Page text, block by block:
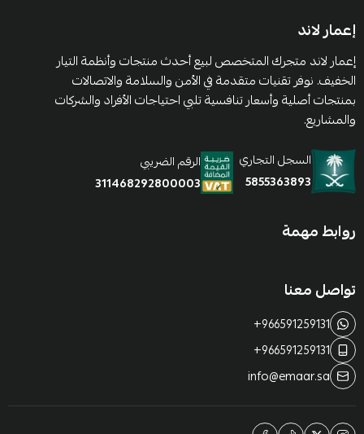
إعمار لاند
إعمار لاند متجرك المتخصص لبيع أحدث منتجات وأنظمة التيار
الخفيف. نوفر تقنيات متقدمة في الأمن والسلامة والاتصالات
بمنتجات أصلية وأسعار تنافسية تلبي احتياجات الأفراد والشركات
والمشاريع.
السجل التجاري
5855363893
الرقم الضريبي
311468292800003
روابط مهمة
تواصل معنا
+966591259131
+966591259131
info@emaar.sa